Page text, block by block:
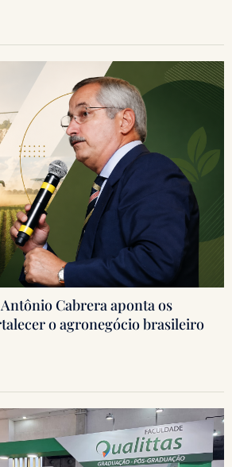
Cabrera aponta os
o agronegócio brasileiro